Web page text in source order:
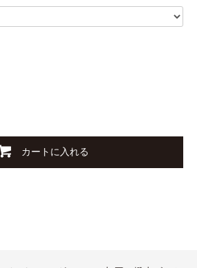
カートに入れる